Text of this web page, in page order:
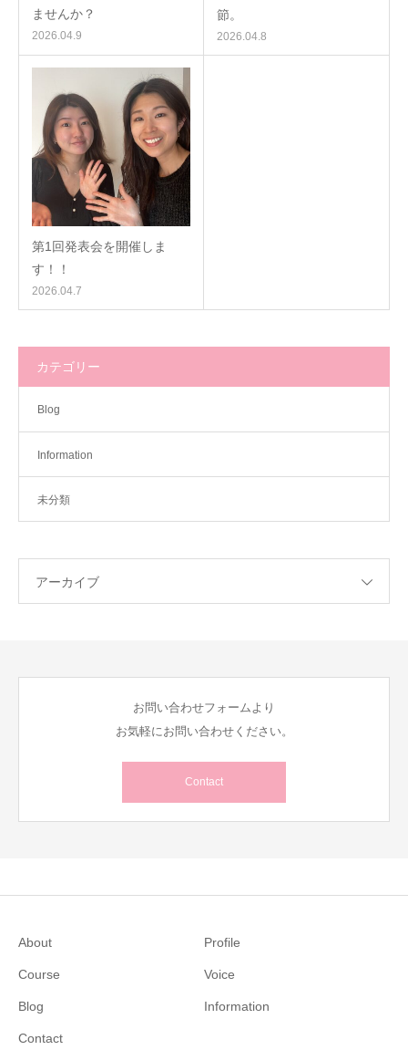
ませんか？
2026.04.9
節。
2026.04.8
第1回発表会を開催しま
す！！
2026.04.7
カテゴリー
Blog
Information
未分類
アーカイブ
お問い合わせフォームより
お気軽にお問い合わせください。
Contact
About Profile
Course Voice
Blog Information
Contact